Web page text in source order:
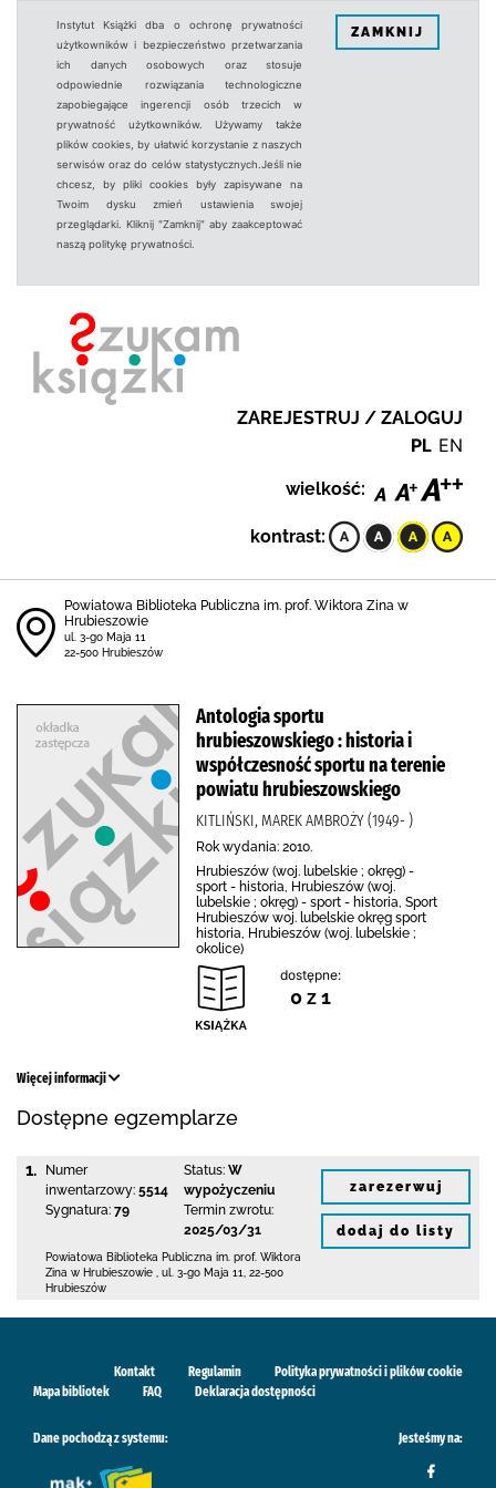
Instytut Książki dba o ochronę prywatności
użytkowników i bezpieczeństwo przetwarzania
ich danych osobowych oraz stosuje
odpowiednie rozwiązania technologiczne
zapobiegające ingerencji osób trzecich w
prywatność użytkowników. Używamy także
plików cookies, by ułatwić korzystanie z naszych
serwisów oraz do celów statystycznych.Jeśli nie
chcesz, by pliki cookies były zapisywane na
Twoim dysku zmień ustawienia swojej
przeglądarki. Kliknij "Zamknij" aby zaakceptować
naszą politykę prywatności.
ZAMKNIJ
ZAREJESTRUJ / ZALOGUJ
PL EN
wielkość:
kontrast:
Powiatowa Biblioteka Publiczna im. prof. Wiktora Zina w
Hrubieszowie
ul. 3-go Maja 11
22-500 Hrubieszów
Antologia sportu
hrubieszowskiego : historia i
współczesność sportu na terenie
powiatu hrubieszowskiego
KITLIŃSKI, MAREK AMBROŻY (1949- )
Rok wydania: 2010.
Hrubieszów (woj. lubelskie ; okręg) -
sport - historia, Hrubieszów (woj.
lubelskie ; okręg) - sport - historia, Sport
Hrubieszów woj. lubelskie okręg sport
historia, Hrubieszów (woj. lubelskie ;
okolice)
dostępne:
0 z 1
Więcej informacji
Dostępne egzemplarze
1.
Numer
inwentarzowy: 5514
Sygnatura: 79
Status: W
wypożyczeniu
Termin zwrotu:
2025/03/31
Powiatowa Biblioteka Publiczna im. prof. Wiktora
Zina w Hrubieszowie
ul. 3-go Maja 11
22-500
Hrubieszów
zarezerwuj
dodaj do listy
Kontakt Regulamin
Polityka prywatności i plików cookie
Mapa bibliotek
FAQ Deklaracja dostępności
Dane pochodzą z systemu: Jesteśmy na: